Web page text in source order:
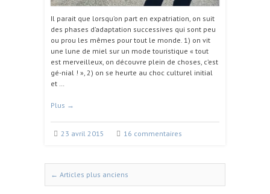
Il parait que lorsqu’on part en expatriation, on suit
des phases d’adaptation successives qui sont peu
ou prou les mêmes pour tout le monde. 1) on vit
une lune de miel sur un mode touristique « tout
est merveilleux, on découvre plein de choses, c’est
gé-nial ! », 2) on se heurte au choc culturel initial
et …
Plus →
23 avril 2015 16 commentaires
Naviguer dans les articles
← Articles plus anciens